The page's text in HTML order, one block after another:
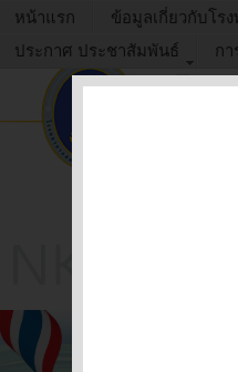
หน้าแรก ข้อมูลเกี่ยวกับโร
ประกาศ ประชาสัมพันธ์
ก